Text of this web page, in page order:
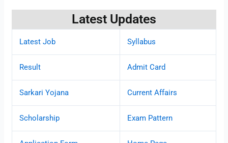
Latest Updates
Latest Job Syllabus
Result Admit Card
Sarkari Yojana Current Affairs
Scholarship Exam Pattern